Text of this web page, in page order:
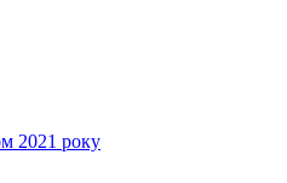
2021 року